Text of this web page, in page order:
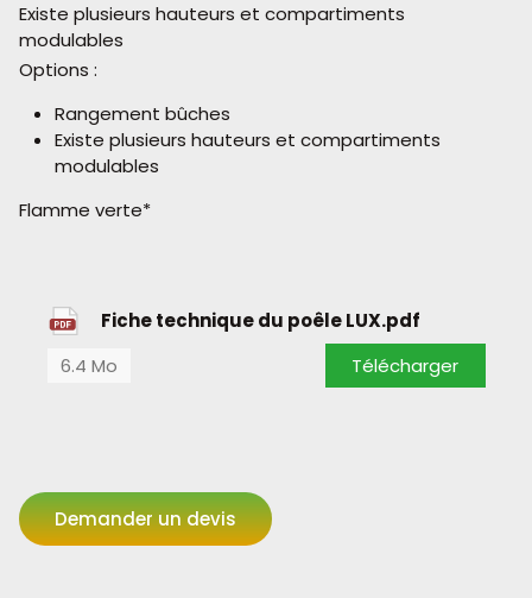
Existe plusieurs hauteurs et compartiments
modulables
Options :
Rangement bûches
Existe plusieurs hauteurs et compartiments
modulables
Flamme verte*
Fiche technique du poêle LUX.pdf
6.4 Mo
Télécharger
Demander un devis